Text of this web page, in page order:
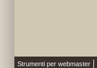
Strumenti per webmaster